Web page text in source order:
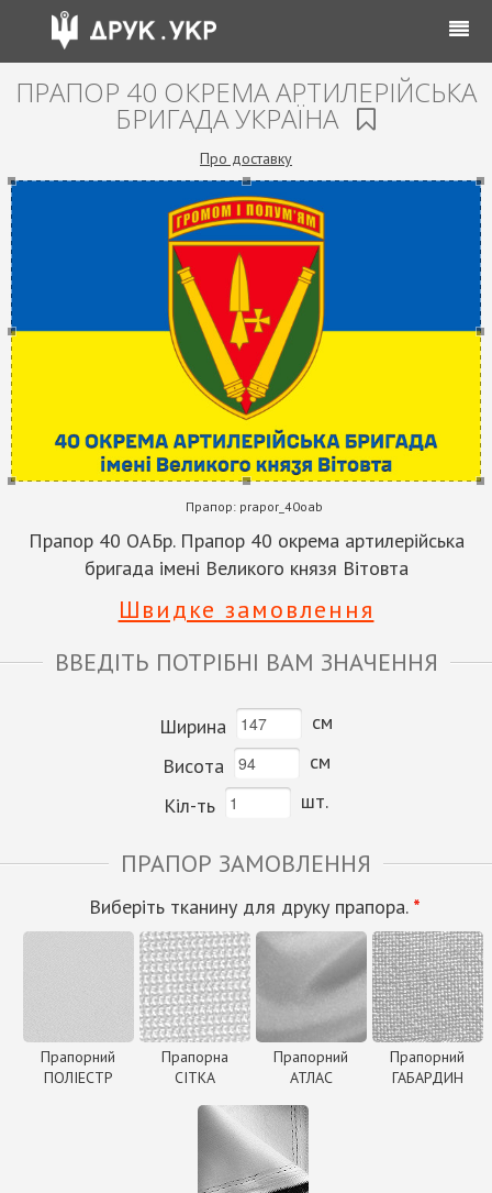
ПРАПОР 40 ОКРЕМА АРТИЛЕРІЙСЬКА
БРИГАДА УКРАЇНА
Про доставку
Прапор: prapor_40oab
Прапор 40 ОАБр. Прапор 40 окрема артилерійська
бригада імені Великого князя Вітовта
Швидке замовлення
ВВЕДІТЬ ПОТРІБНІ ВАМ ЗНАЧЕННЯ
Ширина
см
Висота
см
Кіл-ть
шт.
ПРАПОР ЗАМОВЛЕННЯ
Виберіть тканину для друку прапора. *
Прапорний
ПОЛІЕСТР
Прапорна
СІТКА
Прапорний
АТЛАС
Прапорний
ГАБАРДИН